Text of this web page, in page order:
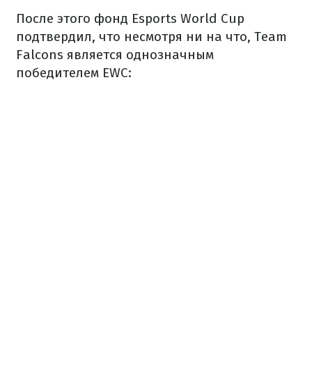
После этого фонд Esports World Cup
подтвердил, что несмотря ни на что, Team
Falcons является однозначным
победителем EWC: